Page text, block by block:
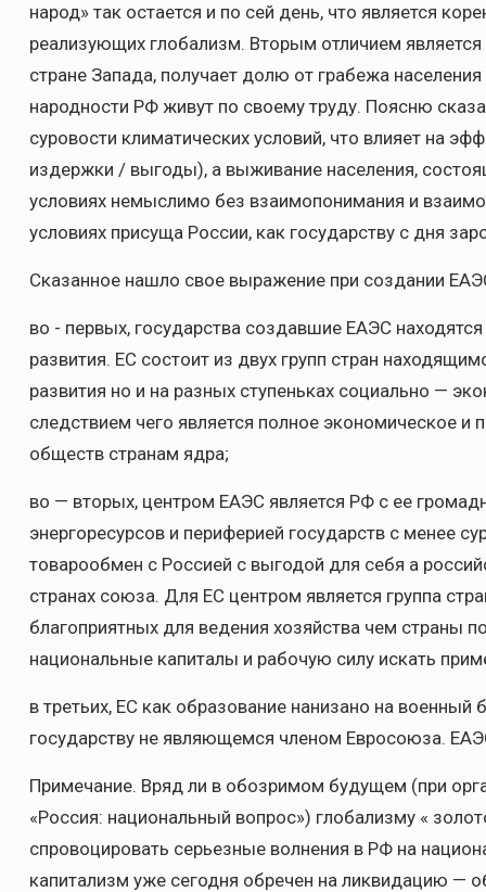
народ» так остается и по сей день, что является
реализующих глобализм. Вторым отличием
стране Запада, получает долю от грабежа
народности РФ живут по своему труду. Поясню
суровости климатических условий, что влияет на
издержки / выгоды), а выживание населения,
условиях немыслимо без взаимопонимания и
условиях присуща России, как государству с дня
Сказанное нашло свое выражение при создании
во - первых, государства создавшие ЕАЭС
развития. ЕС состоит из двух групп стран
развития но и на разных ступеньках социально —
следствием чего является полное экономическое и
обществ странам ядра;
во — вторых, центром ЕАЭС является РФ с ее
энергоресурсов и периферией государств с менее
товарообмен с Россией с выгодой для себя а
странах союза. Для ЕС центром является группа
благоприятных для ведения хозяйства чем страны
национальные капиталы и рабочую силу искать
в третьих, ЕС как образование нанизано на
государству не являющемся членом Евросоюза.
Примечание. Вряд ли в обозримом будущем (при
«Россия: национальный вопрос») глобализму «
спровоцировать серьезные волнения в РФ на
капитализм уже сегодня обречен на ликвидацию —